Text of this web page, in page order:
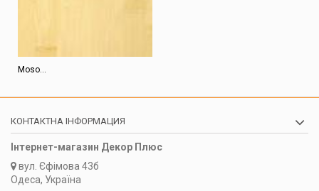
Moso...
КОНТАКТНА ІНФОРМАЦИЯ
Інтернет-магазин Декор Плюс
вул. Єфімова 43б
Одеса, Україна